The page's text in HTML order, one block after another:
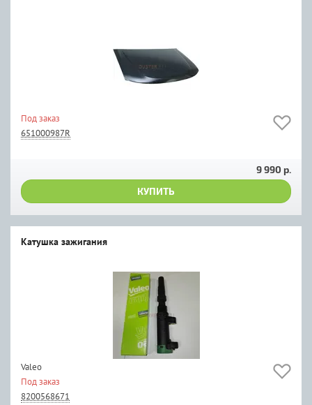
Под заказ
651000987R
9 990 р.
КУПИТЬ
Катушка зажигания
Valeo
Под заказ
8200568671